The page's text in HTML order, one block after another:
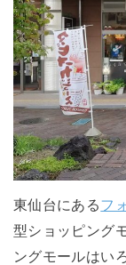
東仙台にあるフ
型ショッピング
ングモールはい